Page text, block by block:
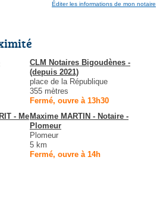
Éditer les informations de mon notaire
CLM Notaires Bigoudènes -
(depuis 2021)
place de la République
355 mètres
Fermé, ouvre à 13h30
- Me Maxime MARTIN - Notaire -
Plomeur
Plomeur
5 km
Fermé, ouvre à 14h